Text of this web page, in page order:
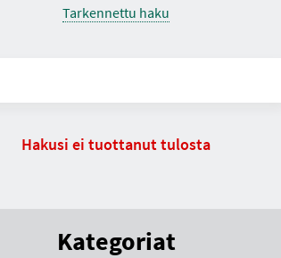
Tarkennettu haku
Hakusi ei tuottanut tulosta
Kategoriat